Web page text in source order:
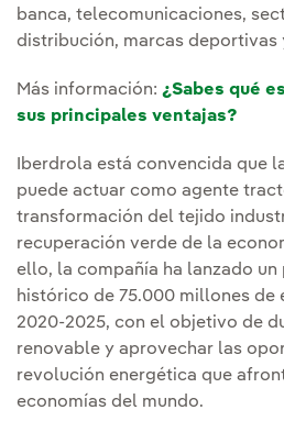
banca, telecomunicaciones,
distribución, marcas deportivas
Más información: ¿Sabes qué
sus principales ventajas?
Iberdrola está convencida que
puede actuar como agente
transformación del tejido
recuperación verde de la
ello, la compañía ha lanzado un
histórico de 75.000 millones de
2020-2025, con el objetivo de
renovable y aprovechar las
revolución energética que
economías del mundo.